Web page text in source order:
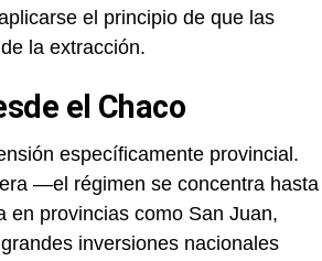
el principio de que las
la extracción.
el Chaco
específicamente provincial.
—el régimen se concentra hasta
en provincias como San Juan,
inversiones nacionales